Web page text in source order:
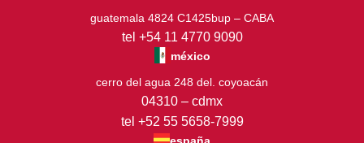
guatemala 4824 C1425bup – CABA
tel +54 11 4770 9090
méxico
cerro del agua 248 del. coyoacán
04310 – cdmx
tel +52 55 5658-7999